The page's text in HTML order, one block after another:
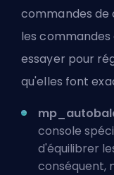
commandes de
les commandes
essayer pour
qu'elles font
console
d'équilibrer
conséquent,